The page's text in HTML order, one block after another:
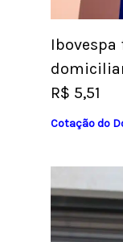
R$ 5,51
Cotação do